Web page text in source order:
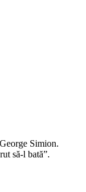
Simion.
să-l bată”.